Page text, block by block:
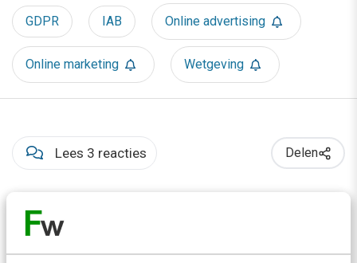
GDPR IAB Online advertising
Online marketing Wetgeving
Lees 3 reacties Delen
Over de auteur